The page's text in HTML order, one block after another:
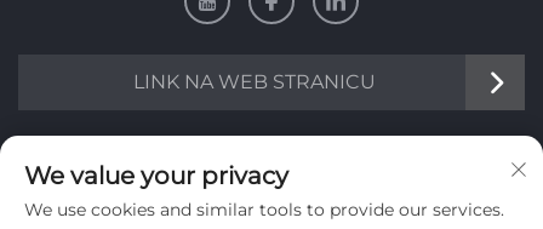
LINK NA WEB STRANICU
Informacije
Pretplatite se kako biste primali naš tjedni newsletter
We value your privacy
We use cookies and similar tools to provide our services.